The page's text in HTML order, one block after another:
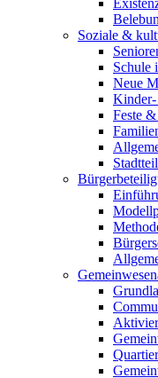
Soziale &
Schule
Neue
Kinder-
Feste